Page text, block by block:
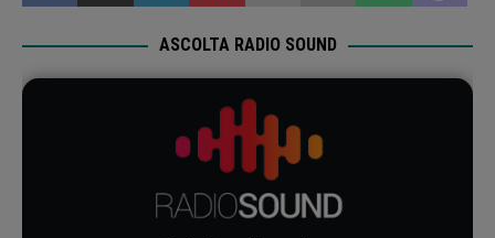
ASCOLTA RADIO SOUND